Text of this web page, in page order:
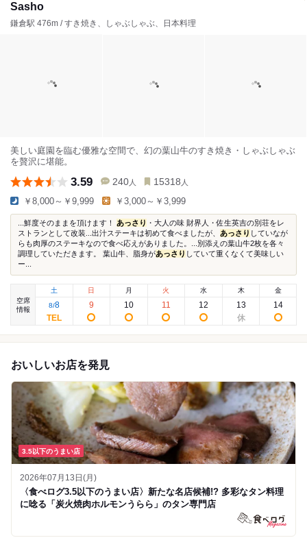
Sasho
鎌倉駅 476m / すき焼き、しゃぶしゃぶ、日本料理
美しい庭園を臨む優雅な空間で、幻の葉山牛のすき焼き・しゃぶしゃぶ
を贅沢に堪能。
3.59 240 人 15318 人
￥8,000～￥9,999 ￥3,000～￥3,999
...鮮度そのままを頂けます！ あっさり ・大人の味 財界人・佐生英吉の別荘をレ
ストランとして改装...出汁ステーキは初めて食べましたが、 あっさり していなが
らも肉厚のステーキなので食べ応えがありました。...別添えの葉山牛2枚を各々
調理していただきます。 葉山牛、脂身があっさり していて重くなくて美味しい
ー...
空席
情報
土
8/8
日
9
月
10
火
11
水
12
木
13
金
14
おいしいお店を発見
3.5以下のうまい店
2026年07月13日(月)
〈食べログ3.5以下のうまい店〉新たな名店候補!? 多彩なタン料理
に唸る「炭火焼肉ホルモンうらら」のタン専門店